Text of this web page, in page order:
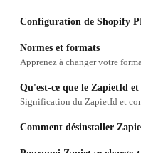
Configuration de Shopify
Normes et formats
Apprenez à changer votre
Qu'est-ce que le ZapietId
Comment désinstaller